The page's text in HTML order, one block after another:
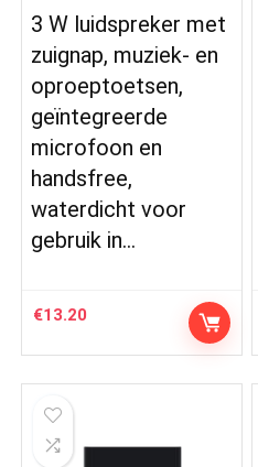
3 W luidspreker met
zuignap, muziek- en
oproeptoetsen,
geïntegreerde
microfoon en
handsfree,
waterdicht voor
gebruik in…
€13.20